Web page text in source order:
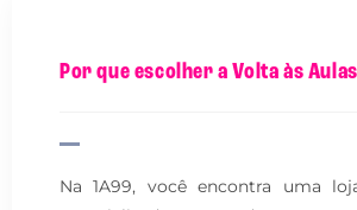
Por que escolher a Volta às
Na 1A99, você encontra uma